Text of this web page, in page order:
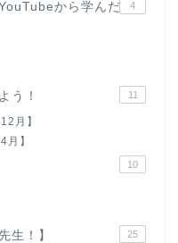
から学んだ 4
う！ 11
月】
月】
10
生！】 25